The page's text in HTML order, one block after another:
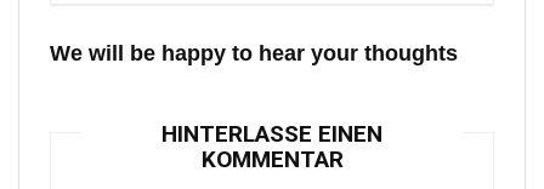
We will be happy to hear your thoughts
HINTERLASSE EINEN
KOMMENTAR